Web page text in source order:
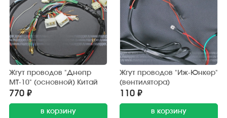
Жгут проводов "Днепр
МТ-10" (основной) Китай
770 ₽
в корзину
Жгут проводов "Иж-Юнкер"
(вентилятора)
110 ₽
в корзину